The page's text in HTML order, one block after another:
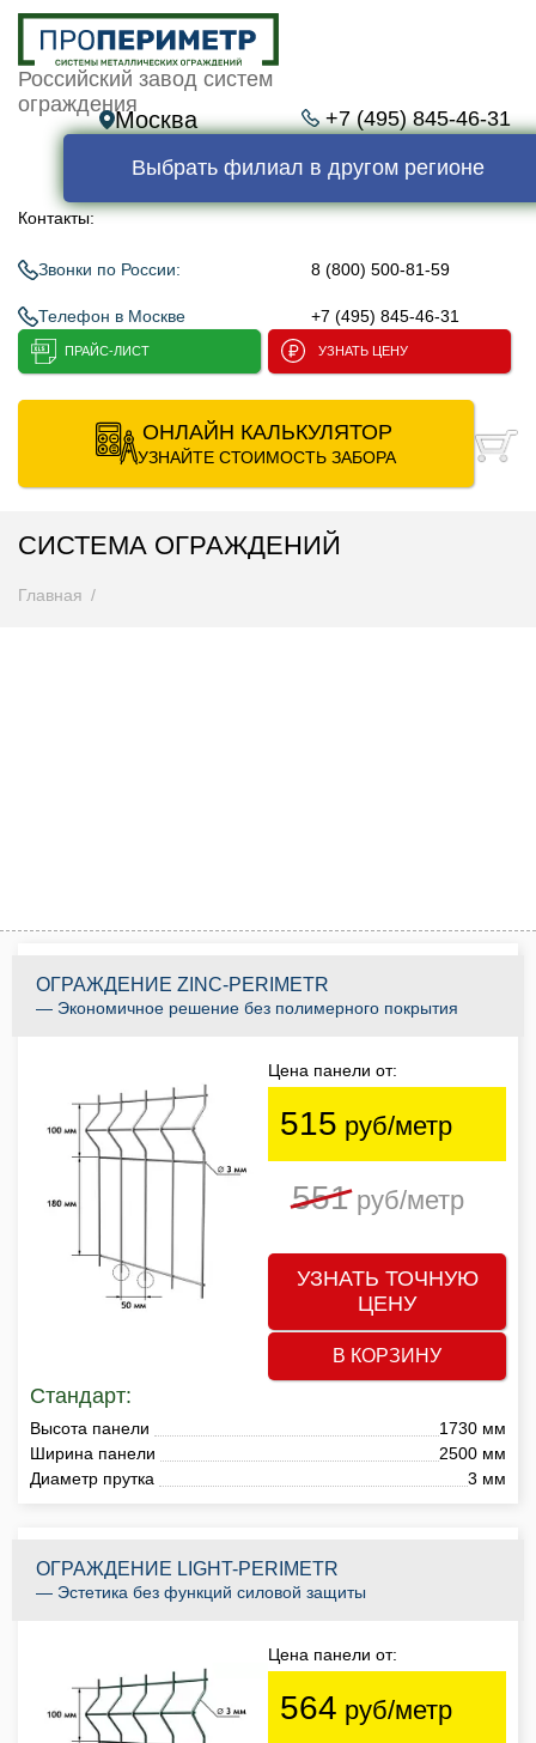
Российский завод систем
ограждения
Москва +7 (495) 845-46-31
Выбрать филиал в другом регионе
Контакты:
Звонки по России: 8 (800) 500-81-59
Телефон в Москве +7 (495) 845-46-31
ПРАЙС-ЛИСТ УЗНАТЬ ЦЕНУ
ОНЛАЙН КАЛЬКУЛЯТОР
УЗНАЙТЕ СТОИМОСТЬ ЗАБОРА
СИСТЕМА ОГРАЖДЕНИЙ
Главная
ОГРАЖДЕНИЕ ZINC-PERIMETR
— Экономичное решение без полимерного покрытия
Цена панели от:
515 руб/метр
551руб/метр
УЗНАТЬ ТОЧНУЮ
ЦЕНУ
В КОРЗИНУ
Стандарт:
Высота панели
1730 мм
Ширина панели
2500 мм
Диаметр прутка
3 мм
ОГРАЖДЕНИЕ LIGHT-PERIMETR
— Эстетика без функций силовой защиты
Цена панели от:
564 руб/метр